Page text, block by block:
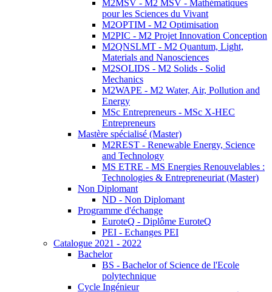
M2MSV - M2 MSV - Mathématiques
pour les Sciences du Vivant
M2OPTIM - M2 Optimisation
M2PIC - M2 Projet Innovation Conception
M2QNSLMT - M2 Quantum, Light,
Materials and Nanosciences
M2SOLIDS - M2 Solids - Solid
Mechanics
M2WAPE - M2 Water, Air, Pollution and
Energy
MSc Entrepreneurs - MSc X-HEC
Entrepreneurs
Mastère spécialisé (Master)
M2REST - Renewable Energy, Science
and Technology
MS ETRE - MS Energies Renouvelables :
Technologies & Entrepreneuriat (Master)
Non Diplomant
ND - Non Diplomant
Programme d'échange
EuroteQ - Diplôme EuroteQ
PEI - Echanges PEI
Catalogue 2021 - 2022
Bachelor
BS - Bachelor of Science de l'Ecole
polytechnique
Cycle Ingénieur